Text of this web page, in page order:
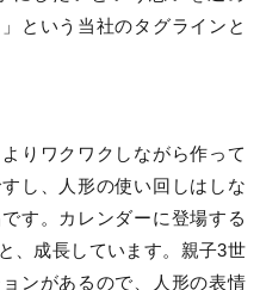
という当社のタグラインと
りワクワクしながら作って
し、人形の使い回しはしな
す。カレンダーに登場する
、成長しています。親子3世
ンがあるので、人形の表情